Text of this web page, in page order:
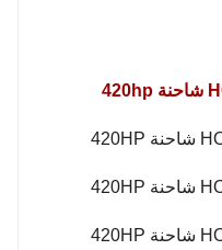
ساينو تراك HOWO 70TMining شاحنة 420hp